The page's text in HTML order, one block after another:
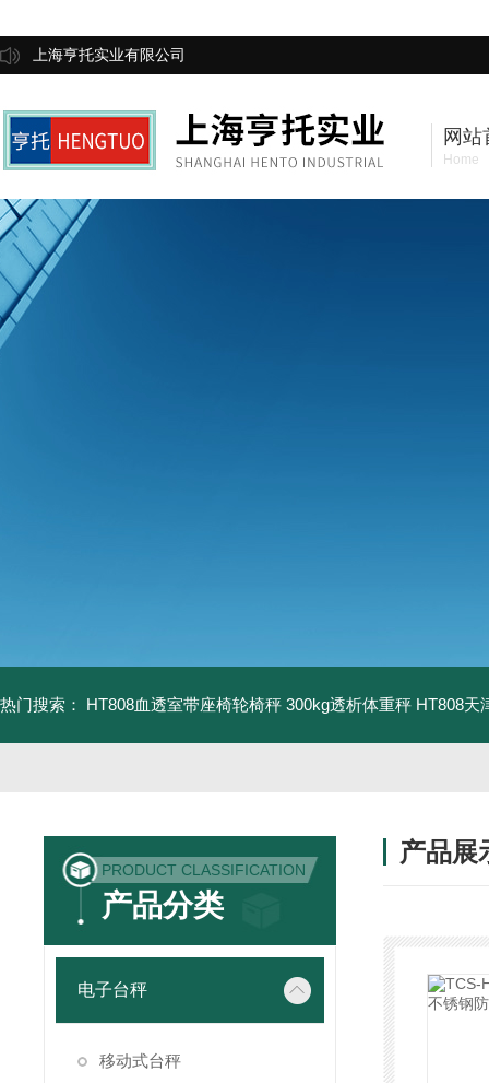
上海亨托实业有限公司
网站
Home
热门搜索： HT808血透室带座椅轮椅秤 300kg透析体重秤 HT808天
PRODUCT CLASSIFICATION
产品分类
电子台秤
移动式台秤
产品展